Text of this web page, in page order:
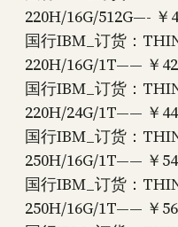
220H/16G/512G—- ￥
国行IBM_订货：
220H/16G/1T—— ￥
国行IBM_订货：
220H/24G/1T—— ￥
国行IBM_订货：
250H/16G/1T—— ￥
国行IBM_订货：
250H/16G/1T—— ￥